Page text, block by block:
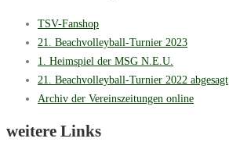
TSV-Fanshop
21. Beachvolleyball-Turnier 2023
1. Heimspiel der MSG N.E.U.
21. Beachvolleyball-Turnier 2022 abgesagt
Archiv der Vereinszeitungen online
weitere Links